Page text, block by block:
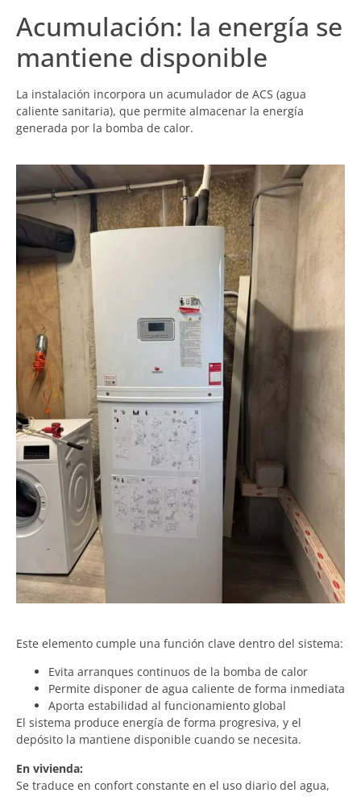
Acumulación: la energía se
mantiene disponible
La instalación incorpora un acumulador de ACS (agua
caliente sanitaria), que permite almacenar la energía
generada por la bomba de calor.
Este elemento cumple una función clave dentro del sistema:
Evita arranques continuos de la bomba de calor
Permite disponer de agua caliente de forma inmediata
Aporta estabilidad al funcionamiento global
El sistema produce energía de forma progresiva, y el
depósito la mantiene disponible cuando se necesita.
En vivienda:
Se traduce en confort constante en el uso diario del agua,